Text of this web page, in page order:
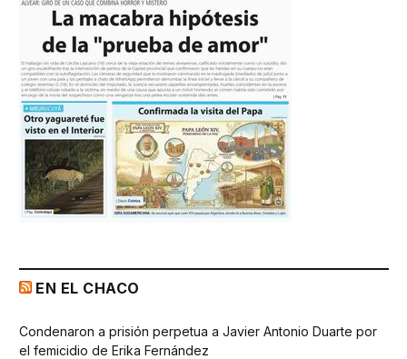
EN EL CHACO
Condenaron a prisión perpetua a Javier Antonio Duarte por
el femicidio de Erika Fernández